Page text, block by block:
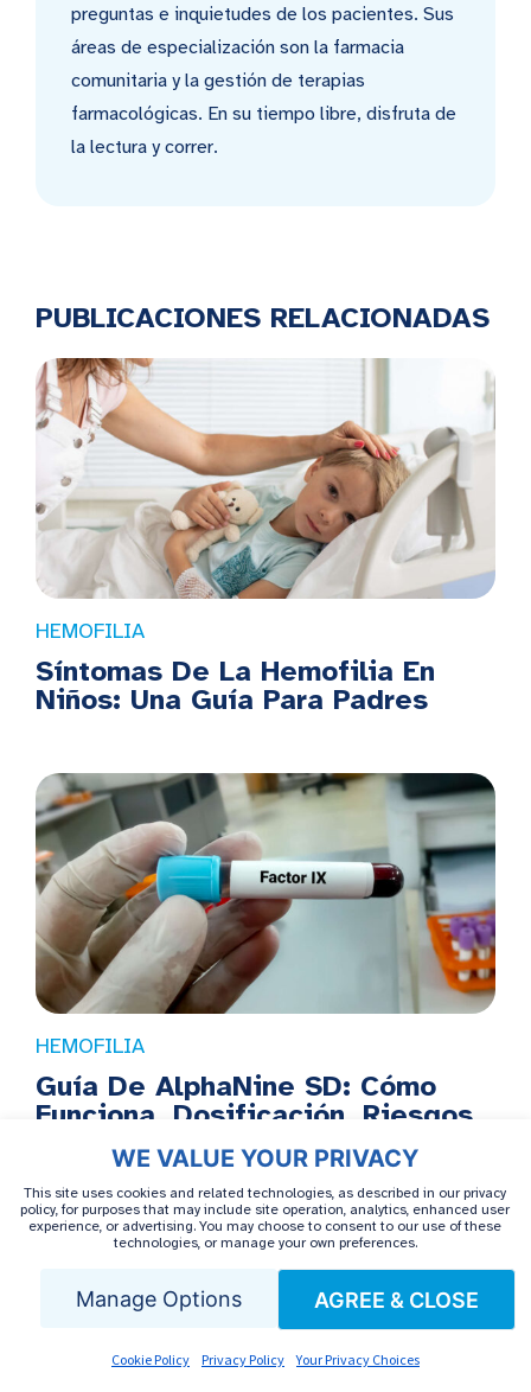
WE VALUE YOUR PRIVACY
This site uses cookies and related technologies, as described in our privacy
policy, for purposes that may include site operation, analytics, enhanced user
experience, or advertising. You may choose to consent to our use of these
technologies, or manage your own preferences.
Manage Options AGREE & CLOSE
Cookie Policy Privacy Policy Your Privacy Choices
preguntas e inquietudes de los pacientes. Sus
áreas de especialización son la farmacia
comunitaria y la gestión de terapias
farmacológicas. En su tiempo libre, disfruta de
la lectura y correr.
PUBLICACIONES RELACIONADAS
HEMOFILIA
Síntomas De La Hemofilia En
Niños: Una Guía Para Padres
HEMOFILIA
Guía De AlphaNine SD: Cómo
Funciona, Dosificación, Riesgos
Y Beneficios
ENTRADAS RECIENTES